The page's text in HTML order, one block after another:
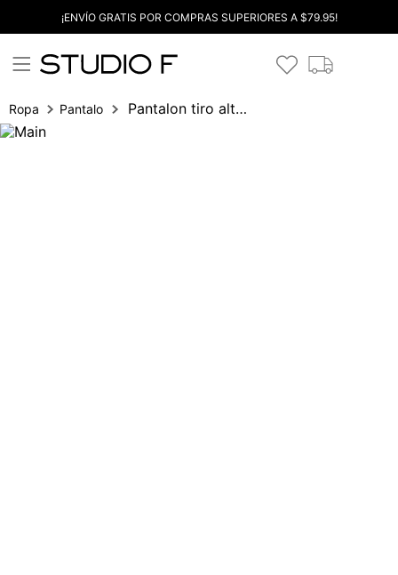
¡ENVÍO GRATIS POR COMPRAS SUPERIORES A $79.95!
Ropa Pantalones Pantalon tiro alto palazo